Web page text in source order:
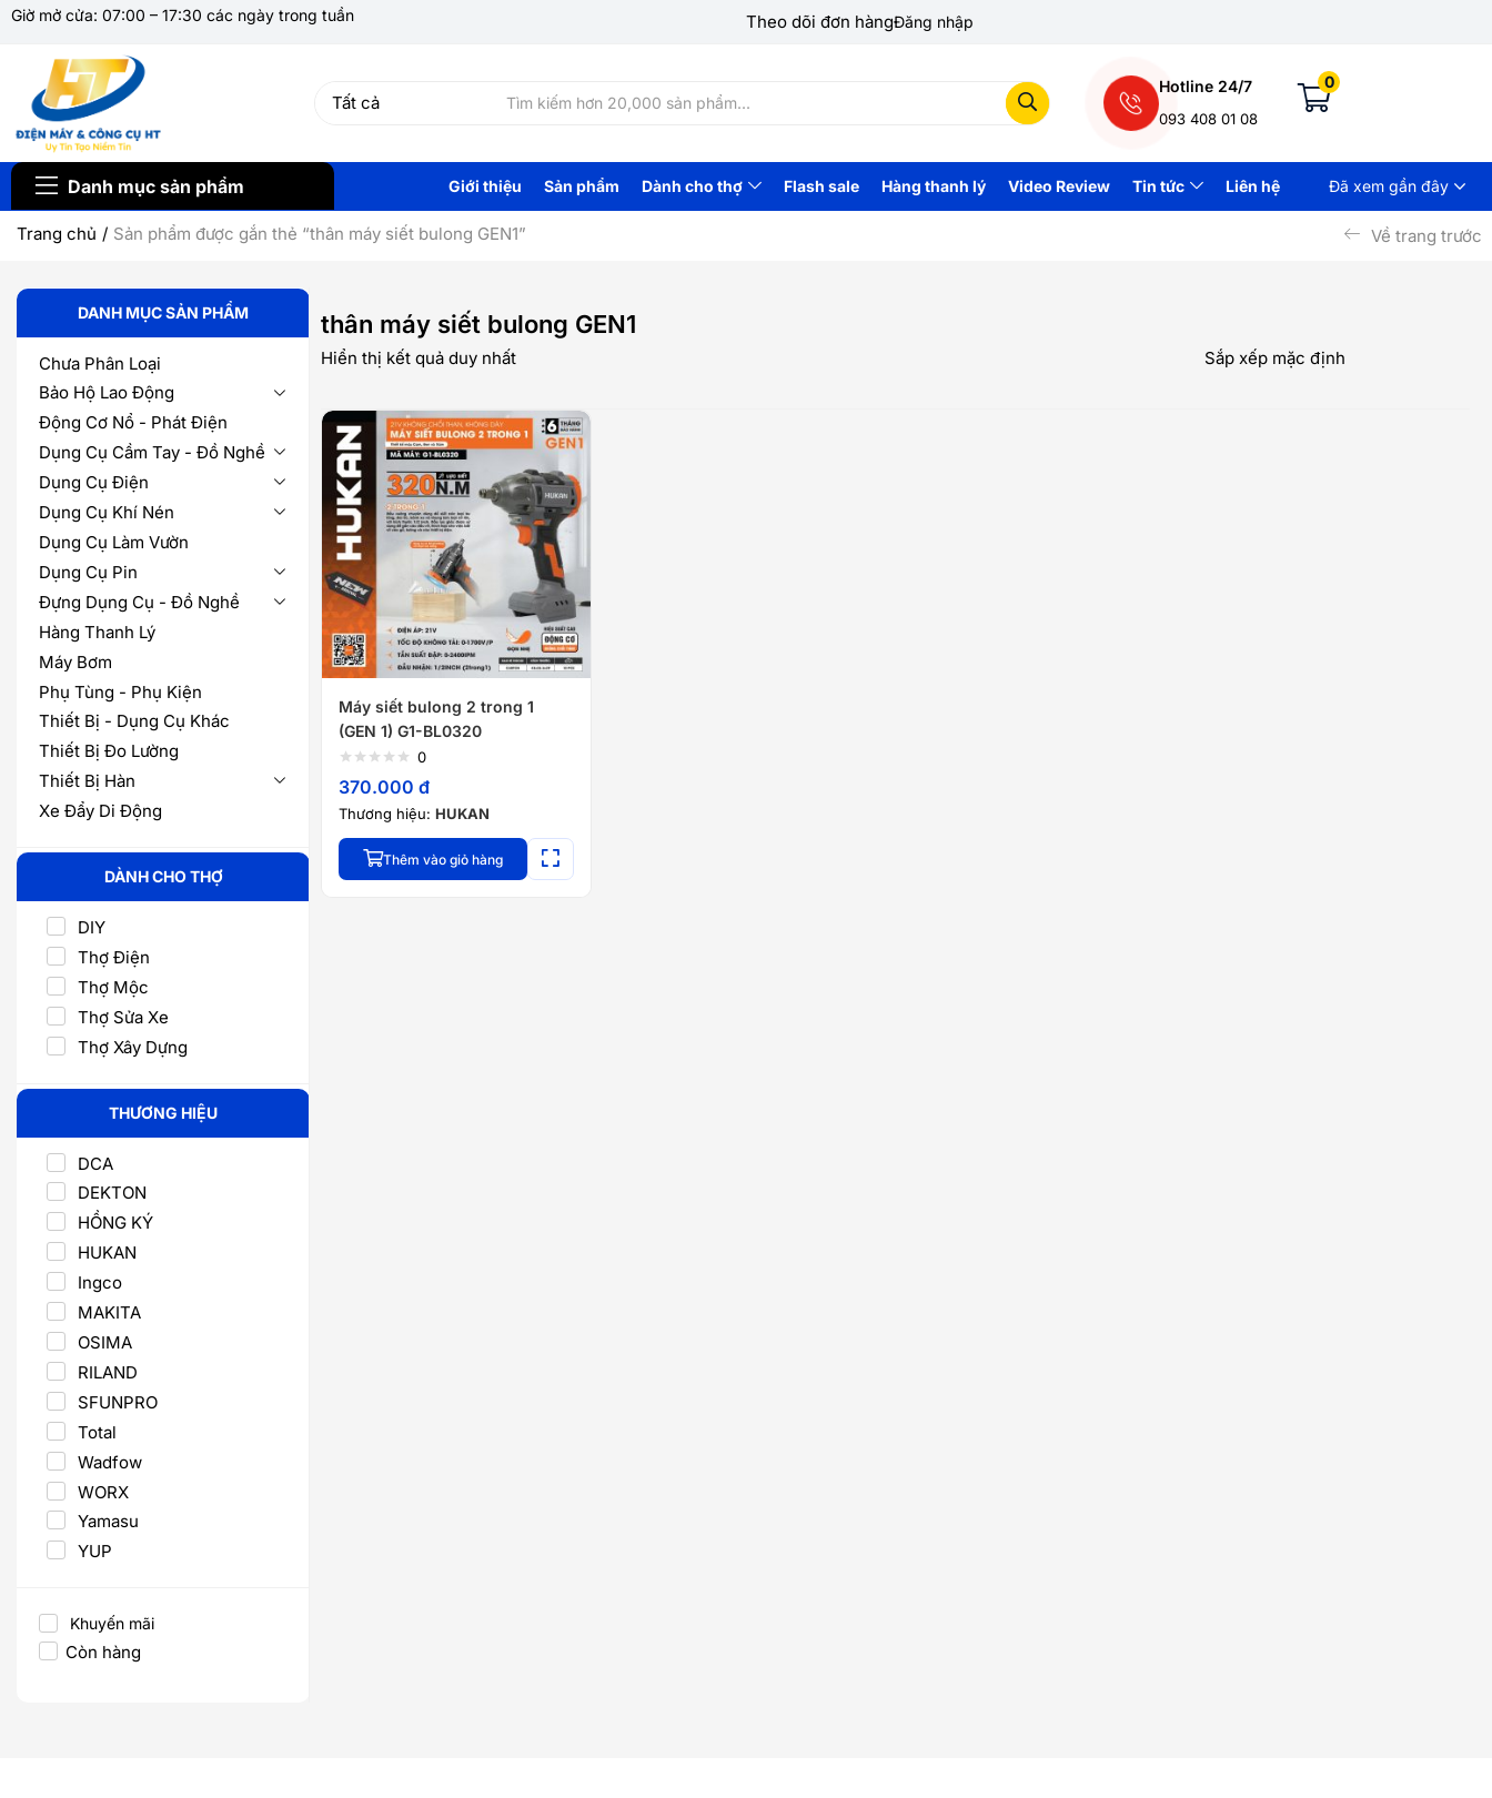
Giờ mở cửa: 07:00 – 17:30 các ngày trong tuần Theo dõi đơn hàngĐăng nhập
Hotline 24/7
093 408 01 08
0
Danh mục sản phẩm Giới thiệu Sản phẩm Dành cho thợ Flash sale Hàng thanh lý Video Review Tin tức Liên hệ Đã xem gần đây
Trang chủ Sản phẩm được gắn thẻ “thân máy siết bulong GEN1” Về trang trước
DANH MỤC SẢN PHẨM
Chưa Phân Loại
Bảo Hộ Lao Động
Động Cơ Nổ - Phát Điện
Dụng Cụ Cầm Tay - Đồ Nghề
Dụng Cụ Điện
Dụng Cụ Khí Nén
Dụng Cụ Làm Vườn
Dụng Cụ Pin
Đựng Dụng Cụ - Đồ Nghề
Hàng Thanh Lý
Máy Bơm
Phụ Tùng - Phụ Kiện
Thiết Bị - Dụng Cụ Khác
Thiết Bị Đo Lường
Thiết Bị Hàn
Xe Đẩy Di Động
DÀNH CHO THỢ
DIY
Thợ Điện
Thợ Mộc
Thợ Sửa Xe
Thợ Xây Dựng
THƯƠNG HIỆU
DCA
DEKTON
HỒNG KÝ
HUKAN
Ingco
MAKITA
OSIMA
RILAND
SFUNPRO
Total
Wadfow
WORX
Yamasu
YUP
Khuyến mãi
Còn hàng
thân máy siết bulong GEN1
Hiển thị kết quả duy nhất
Máy siết bulong 2 trong 1
(GEN 1) G1-BL0320
0
370.000 đ
Thương hiệu: HUKAN
Thêm vào giỏ hàng